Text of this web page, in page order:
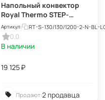
Напольный конвектор
Royal Thermo STEP-
130/130/1200-2-N-BL-LG-
BL
Артикул: RT-S-130/130/1200-2-N-BL-
0.0
В наличии
19 125₽
Продают:2 продавца